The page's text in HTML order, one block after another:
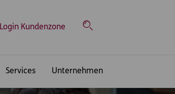
Login Kundenzone
Suche
Services Unternehmen